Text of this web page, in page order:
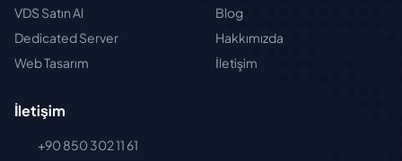
VDS Satın Al
Dedicated Server
Web Tasarım
Blog
Hakkımızda
İletişim
İletişim
+90 850 302 11 61